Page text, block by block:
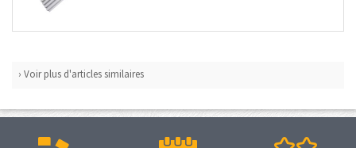
› Voir plus d'articles similaires